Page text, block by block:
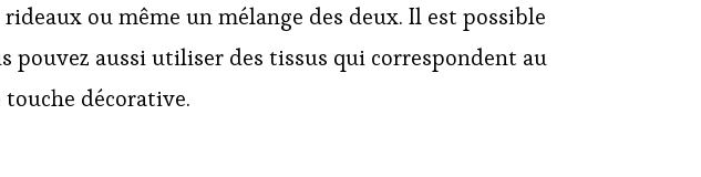
ou même un mélange des deux. Il est possible
pouvez aussi utiliser des tissus qui correspondent au
décorative.